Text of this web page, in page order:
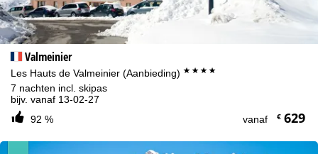
Valmeinier
Les Hauts de Valmeinier (Aanbieding) ****
7 nachten incl. skipas
bijv. vanaf 13-02-27
92 %
vanaf €629